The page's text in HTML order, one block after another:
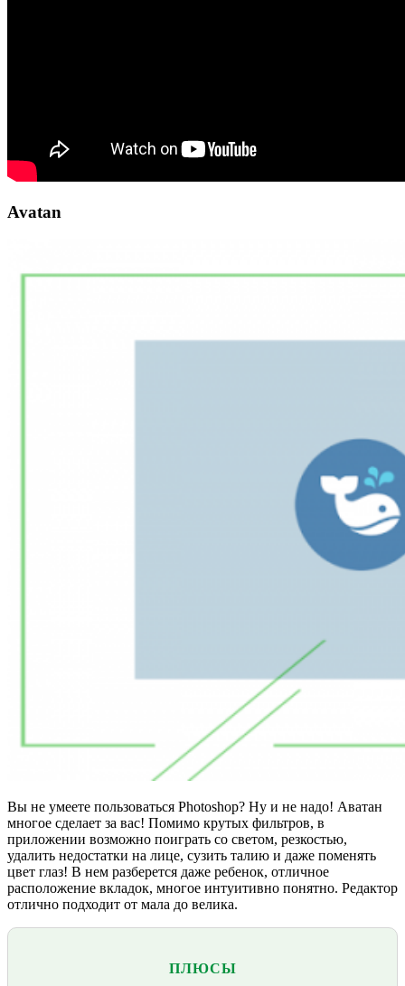
Avatan
Вы не умеете пользоваться Photoshop? Ну и не надо! Аватан
многое сделает за вас! Помимо крутых фильтров, в
приложении возможно поиграть со светом, резкостью,
удалить недостатки на лице, сузить талию и даже поменять
цвет глаз! В нем разберется даже ребенок, отличное
расположение вкладок, многое интуитивно понятно. Редактор
отлично подходит от мала до велика.
ПЛЮСЫ